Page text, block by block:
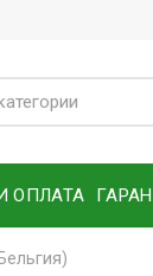
ОПЛАТА